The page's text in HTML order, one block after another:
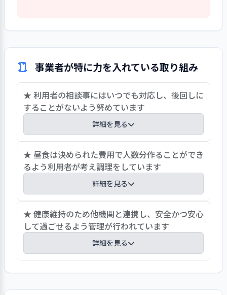
員と共に、新たなステップを踏み出すに
あたり、理念と共に中長期にわたる人材育
望を示していく必要があると感じます。事
業だけではなく法人全体も含めての着実
かつ実効性あるビジョンの策定が期待さ
れます。
者ごとに選択をして確認することもできる
利用者の情報が把握しやすいシステムと
なっています。しかし、計画に沿った支援
ができているかどうかの記録にはなってい
ないこともあるようです。記録に必要な情
報の項目、支援計画の目標を達成するた
めに必要な支援はどういったことかを洗
い出すことが必要と思われます。記録は日
記的なものになりがちなものもあります
ので、一定の記録の取り方のルールなどを
設けることが期待されます。
事業者が特に力を入れている取り組み
★ 利用者の相談事にはいつでも対応し、後回しに
することがないよう努めています
詳細を見る
事業所が職員に期待することとして「常に利用者
の立場に立ち話を聞く。利用者の訴えは後回しに
しないよう心がける」としています。利用者から
の訴えはその場で対応することとしています。例
えば、深刻な相談事がある場合などは作業中の方
が話をしやすいこともあるため、相談室で対応し
ています。話をするのが苦手な人、反応が遅い人
には、先走って話をするのではなく、発語するま
でじっくりと待ちます。また、なかなか意見など
が言えない人のために意見箱の設置を検討してお
り、誰もが発言できる環境を整えようと努めてい
ます。
★ 昼食は決められた費用で人数分作ることができ
るよう利用者が考え調理をしています
詳細を見る
作業の一環として、当番制で利用者が昼食を自炊
しています。毎日、決められた費用で献立を考え
買い出しから行います。決められた費用で人数分
調理することで、工程や時間配分など自身で考え
る力がつくものと思われます。また、調理を作業
の一部と考えることは、仕事として捉えることも
★ 健康維持のため他機関と連携し、安全かつ安心
して過ごせるよう管理が行われています
詳細を見る
通所を継続的に続けるためにも健康管理は必要で